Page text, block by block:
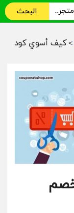
البحث
> كيف أسوي كود